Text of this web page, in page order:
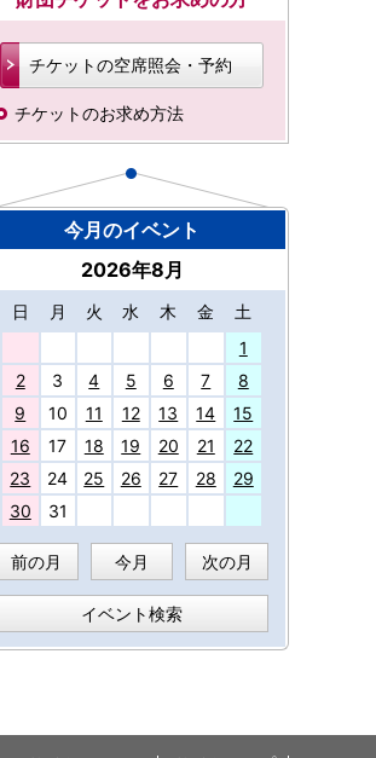
チケットの空席照会・予約
チケットのお求め方法
今月のイベント
2026年8月
日 月 火 水 木 金
土
1
2
3 4 5 6 7
8
9
10 11 12 13 14
15
16
17 18 19 20 21
22
23
24 25 26 27 28
29
30
31
前の月 今月 次の月
イベント検索